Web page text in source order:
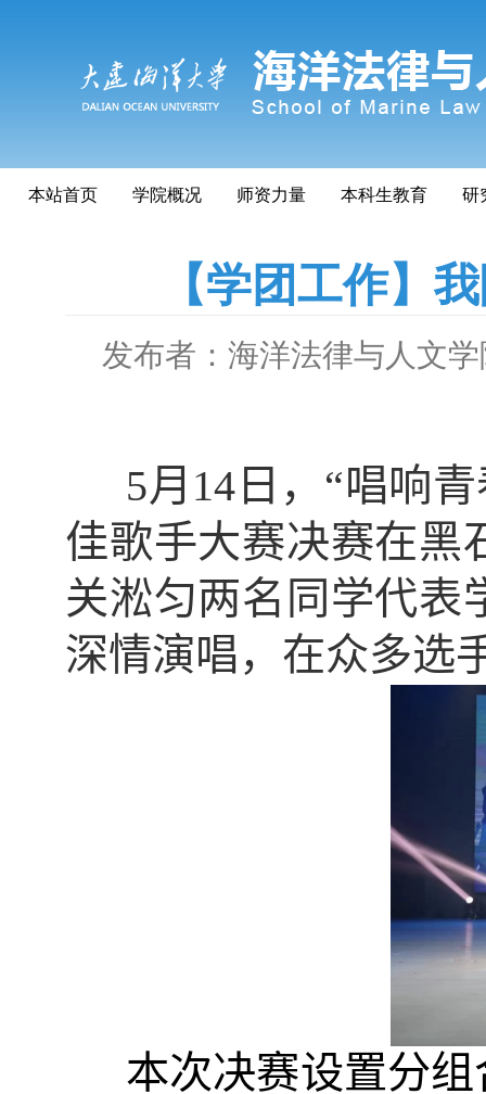
本站首页 学院概况 师资力量 本科生教育 研
【学团工作】
发布者：海洋法律与人文
5月 14 日，“唱响
佳歌手大赛决赛在黑
关淞匀两名同学代表
深情演唱，在众多选
本次决赛设置分